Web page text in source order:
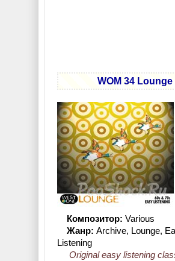
WOM 34 Lounge
Композитор: Various
Жанр: Archive, Lounge,
Listening
Original easy listening